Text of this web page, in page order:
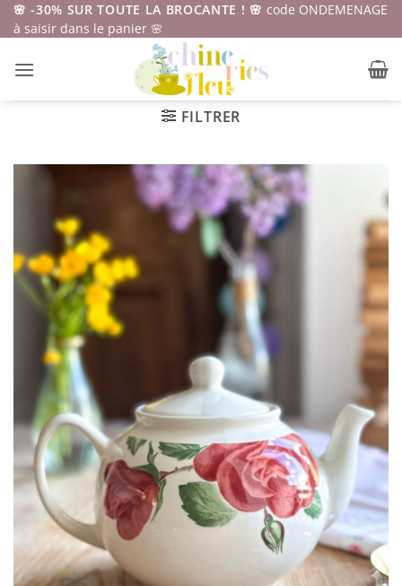
Passer
au
🌸 -30% SUR TOUTE LA BROCANTE ! 🌸 code ONDEMENAGE
à saisir dans le panier 🌸
FILTRER